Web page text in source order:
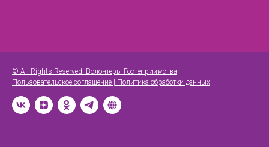
© All Rights Reserved. Волонтеры Гостеприимства
Пользовательское соглашение | Политика обработки данных